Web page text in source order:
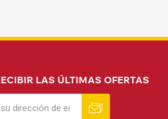
LAS ÚLTIMAS OFERTAS